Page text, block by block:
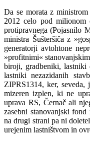
Da se morata z
2012 celo pod
protipravnega (Pojasnilo
ministra Šušteršiča z
generatorji avtohtone
»profitnimi«
biroji, gradbeniki, lastniki
lastniki nezazidanih
ZIPRS1314, ker,
mizeren izplen, ki ne
uprava RS, Černač ali
zasebni stanovanjski
na drugi strani pa ni
urejenim lastništvom in